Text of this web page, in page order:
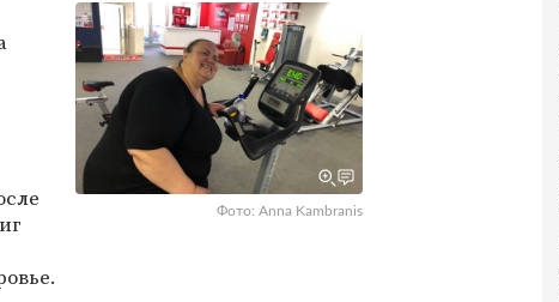
Фото: Anna Kambranis